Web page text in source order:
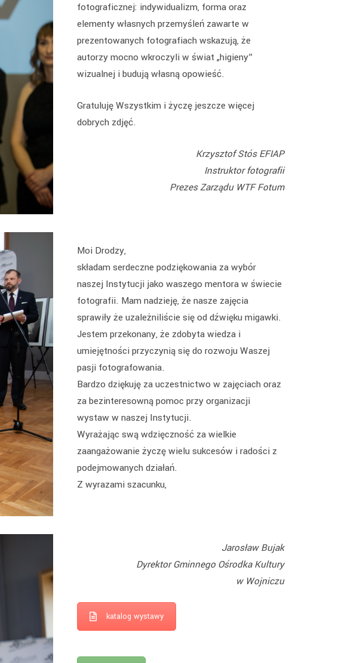
fotograficznej: indywidualizm, forma oraz
elementy własnych przemyśleń zawarte w
prezentowanych fotografiach wskazują, że
autorzy mocno wkroczyli w świat „higieny”
wizualnej i budują własną opowieść.
Gratuluję Wszystkim i życzę jeszcze więcej
dobrych zdjęć.
Krzysztof Stós EFIAP
Instruktor fotografii
Prezes Zarządu WTF Fotum
Moi Drodzy,
składam serdeczne podziękowania za wybór
naszej Instytucji jako waszego mentora w świecie
fotografii. Mam nadzieję, że nasze zajęcia
sprawiły że uzależniliście się od dźwięku migawki.
Jestem przekonany, że zdobyta wiedza i
umiejętności przyczynią się do rozwoju Waszej
pasji fotografowania.
Bardzo dziękuję za uczestnictwo w zajęciach oraz
za bezinteresowną pomoc przy organizacji
wystaw w naszej Instytucji.
Wyrażając swą wdzięczność za wielkie
zaangażowanie życzę wielu sukcesów i radości z
podejmowanych działań.
Z wyrazami szacunku,
Jarosław Bujak
Dyrektor Gminnego Ośrodka Kultury
w Wojniczu
katalog wystawy